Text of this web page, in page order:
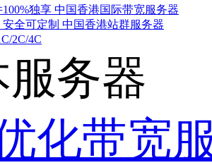
独享 中国香港国际带宽服务器
全可定制 中国香港站群服务器
2C/4C
服务器
化带宽